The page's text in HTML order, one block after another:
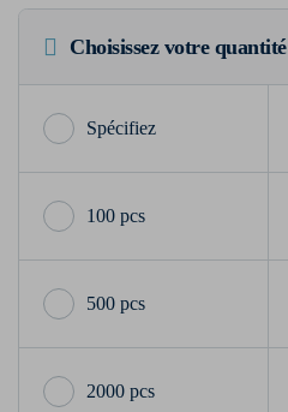
Choisissez votre quantité
100 pcs
500 pcs
2000 pcs